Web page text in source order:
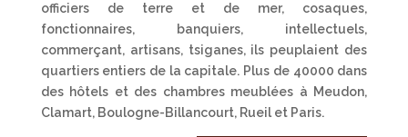
officiers de terre et de mer, cosaques,
fonctionnaires, banquiers, intellectuels,
commerçant, artisans, tsiganes, ils peuplaient des
quartiers entiers de la capitale. Plus de 40000 dans
des hôtels et des chambres meublées à Meudon,
Clamart, Boulogne-Billancourt, Rueil et Paris.